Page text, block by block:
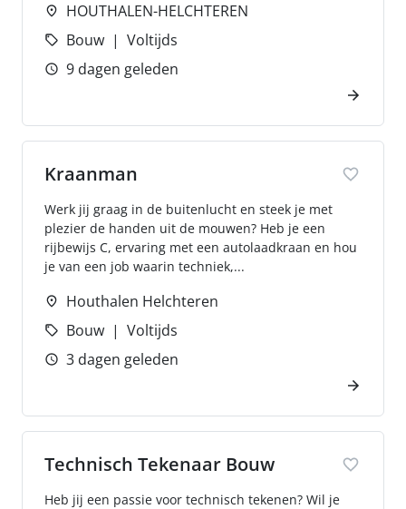
HOUTHALEN-HELCHTEREN
Bouw
Voltijds
9 dagen geleden
Kraanman
Werk jij graag in de buitenlucht en steek je met
plezier de handen uit de mouwen? Heb je een
rijbewijs C, ervaring met een autolaadkraan en hou
je van een job waarin techniek,...
Houthalen Helchteren
Bouw
Voltijds
3 dagen geleden
Technisch Tekenaar Bouw
Heb jij een passie voor technisch tekenen? Wil je